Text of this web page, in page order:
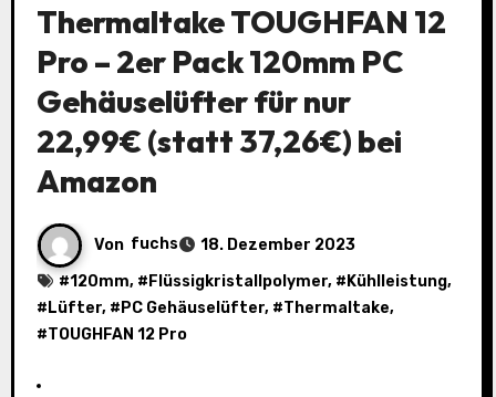
Thermaltake TOUGHFAN 12
Pro – 2er Pack 120mm PC
Gehäuselüfter für nur
22,99€ (statt 37,26€) bei
Amazon
Von fuchs
18. Dezember 2023
#120mm, # Flüssigkristallpolymer, # Kühlleistung,
# Lüfter, # PC Gehäuselüfter, #Thermaltake,
#TOUGHFAN 12 Pro